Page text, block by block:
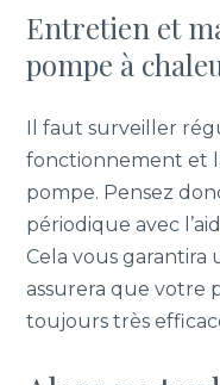
Entretien et
pompe à
Il faut surveiller
fonctionnement et
pompe. Pensez
périodique avec
Cela vous
assurera que votre
toujours très